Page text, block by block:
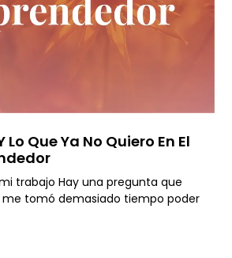
Que Ya No Quiero En El
trabajo Hay una pregunta que
tomó demasiado tiempo poder